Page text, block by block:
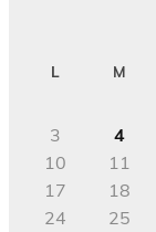
L M
3
4
10
11
17
18
24
25